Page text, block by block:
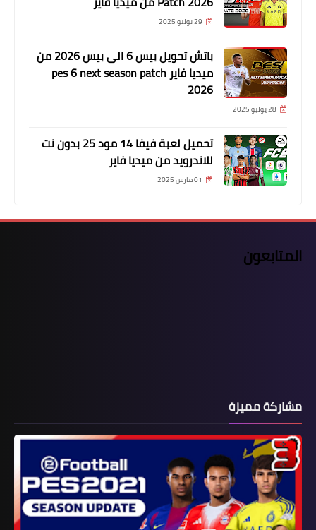
29 يوليو 2025
باتش تحويل بيس 6 الى بيس 2026 من
ميديا فاير pes 6 next season patch
2026
28 يوليو 2025
تحميل لعبة فيفا 14 مود 25 بدون نت
للاندرويد من ميديا فاير
01 مارس 2025
المتابعون
مشاركة مميزة